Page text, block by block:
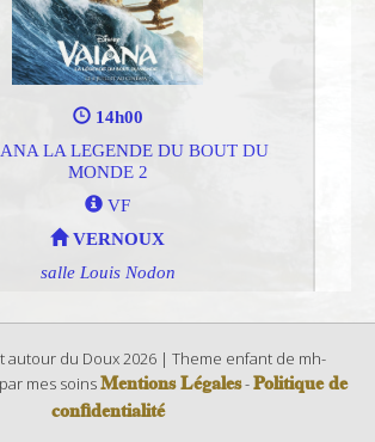
autour du Doux 2026 | Theme enfant de mh-
mes soinsMentions Légales-Politique de
confidentialité